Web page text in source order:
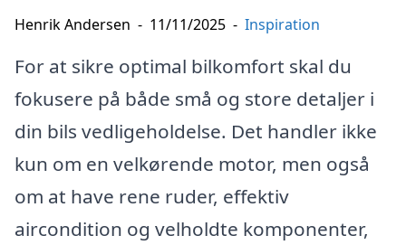
Henrik Andersen - 11/11/2025 - Inspiration
For at sikre optimal bilkomfort skal du
fokusere på både små og store detaljer i
din bils vedligeholdelse. Det handler ikke
kun om en velkørende motor, men også
om at have rene ruder, effektiv
aircondition og velholdte komponenter,